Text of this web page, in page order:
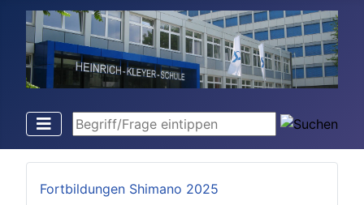
Begriff/Frage eintippen
Fortbildungen Shimano 2025